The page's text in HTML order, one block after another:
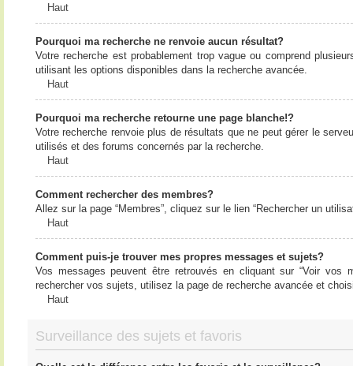
Haut
Pourquoi ma recherche ne renvoie aucun résultat?
Votre recherche est probablement trop vague ou comprend
utilisant les options disponibles dans la recherche avancée.
Haut
Pourquoi ma recherche retourne une page blanche!?
Votre recherche renvoie plus de résultats que ne peut gérer le
utilisés et des forums concernés par la recherche.
Haut
Comment rechercher des membres?
Allez sur la page “Membres”, cliquez sur le lien “Rechercher un
Haut
Comment puis-je trouver mes propres messages et sujets?
Vos messages peuvent être retrouvés en cliquant sur “Voir vos
rechercher vos sujets, utilisez la page de recherche avancée et
Haut
Surveillance des sujets et favoris